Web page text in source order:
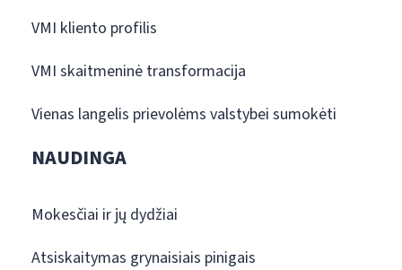
VMI kliento profilis
VMI skaitmeninė transformacija
Vienas langelis prievolėms valstybei sumokėti
NAUDINGA
Mokesčiai ir jų dydžiai
Atsiskaitymas grynaisiais pinigais